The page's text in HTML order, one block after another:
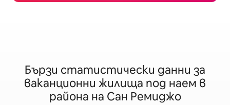
Бързи статистически данни за
ваканционни жилища под наем в
района на Сан Ремиджо